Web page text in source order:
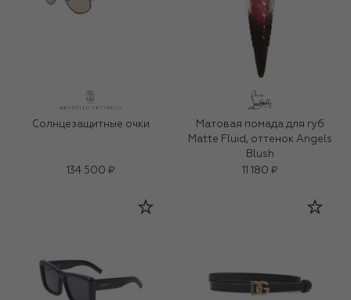
Солнцезащитные очки
134 500 ₽
Матовая помада для губ
Matte Fluid, оттенок Angels
Blush
11 180 ₽